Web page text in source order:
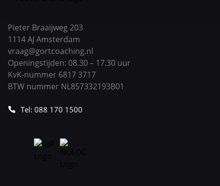
Pieter Braaijweg 203
1114 AJ Amsterdam
vraag@gortcoaching.nl
Openingstijden: 08.30 – 17.30 uur
KvK-nummer 6817 3717
BTW nummer NL857332193B01
Tel: 088 170 1500